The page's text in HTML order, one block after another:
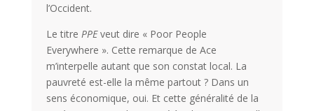
l’Occident.
Le titre PPEveut dire « Poor People
Everywhere ». Cette remarque de Ace
m’interpelle autant que son constat local. La
pauvreté est-elle la même partout ? Dans un
sens économique, oui. Et cette généralité de la